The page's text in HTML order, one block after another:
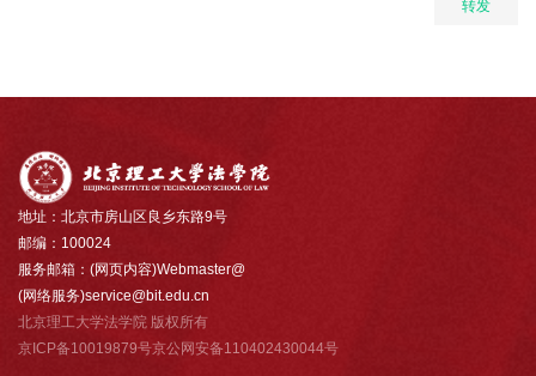
转发
地址：北京市房山区良乡东路9号
邮编：100024
服务邮箱：(网页内容)Webmaster@
(网络服务)service@bit.edu.cn
北京理工大学法学院 版权所有
京ICP备10019879号京公网安备110402430044号